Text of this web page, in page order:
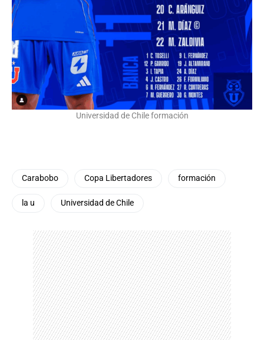
Universidad de Chile formación
Carabobo Copa Libertadores formación
la u Universidad de Chile